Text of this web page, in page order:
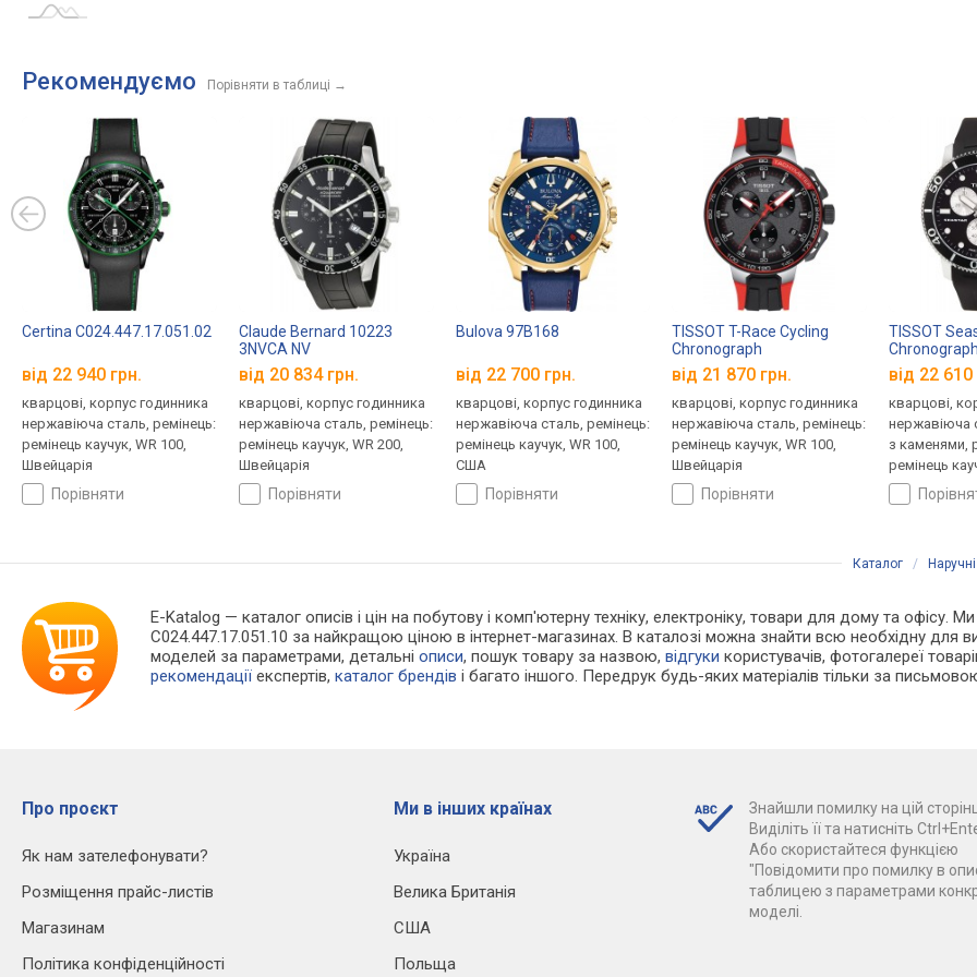
Рекомендуємо Порівняти в таблиці →
Certina C024.447.17.051.02
від 22 940 грн.
кварцові, корпус годинника
нержавіюча сталь, ремінець:
ремінець каучук, WR 100,
Швейцарія
порівняти
Claude Bernard 10223
3NVCA NV
від 20 834 грн.
кварцові, корпус годинника
нержавіюча сталь, ремінець:
ремінець каучук, WR 200,
Швейцарія
порівняти
Bulova 97B168
від 22 700 грн.
кварцові, корпус годинника
нержавіюча сталь, ремінець:
ремінець каучук, WR 100,
США
порівняти
TISSOT T-Race Cycling
Chronograph
T111.417.27.441.00
від 21 870 грн.
кварцові, корпус годинника
нержавіюча сталь, ремінець:
ремінець каучук, WR 100,
Швейцарія
порівняти
TISSOT
Chronograph
від 22 610
кварцові,
нержавіюча
з каменями,
ремінець
Швейцарія
Каталог /
E-Katalog — каталог описів і цін на побутову і комп'ютерну техніку, електроніку, товари для дому та офісу.
C024.447.17.051.10 за найкращою ціною в інтернет-магазинах. В каталозі можна знайти всю необхідну для
моделей за параметрами, детальніописи, пошук товару за назвою,відгуки користувачів, фотогалереї
рекомендації експертів,каталог брендів і багато іншого. Передрук будь-яких матеріалів тільки за
Про проєкт
Як нам зателефонувати?
Розміщення прайс-листів
Магазинам
Політика конфіденційності
Ми в інших країнах
Україна
Велика Британія
США
Польща
Знайшли помилку на цій
Виділіть її та натисніть
Або скористайтеся функцією
"Повідомити про помилку в
таблицею з параметрами
моделі.